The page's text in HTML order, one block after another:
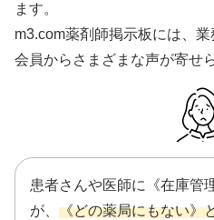
ます。
m3.com薬剤師掲示板には、
会員からさまざまな声が寄せ
患者さんや医師に《在庫管
が、 《どの薬局にもない》